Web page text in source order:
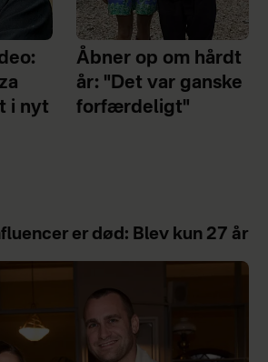
i nyt
Åbner op om hårdt
år: "Det var ganske
forfærdeligt"
er død: Blev kun 27 år